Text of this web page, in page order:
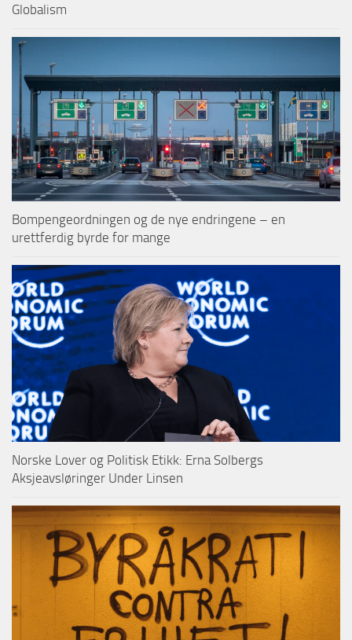
Globalism
Bompengeordningen og de nye endringene – en
urettferdig byrde for mange
Norske Lover og Politisk Etikk: Erna Solbergs
Aksjeavsløringer Under Linsen